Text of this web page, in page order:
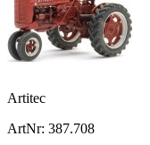
Artitec
ArtNr: 387.708